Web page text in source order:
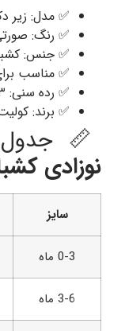
✅ مدل: زیر
✅ رنگ:
✅ جنس:
✅ مناسب
✅ رده سنی: ۳ تا ۱۸ ماه
✅ برند:
📏
نوزادی
سایز
0-3 ماه
3-6 ماه